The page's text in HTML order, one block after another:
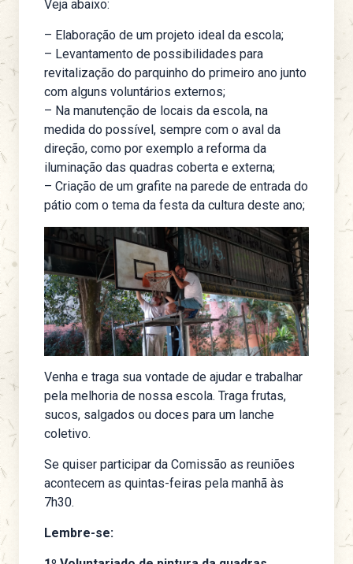
Veja abaixo:
– Elaboração de um projeto ideal da escola;
– Levantamento de possibilidades para
revitalização do parquinho do primeiro ano junto
com alguns voluntários externos;
– Na manutenção de locais da escola, na
medida do possível, sempre com o aval da
direção, como por exemplo a reforma da
iluminação das quadras coberta e externa;
– Criação de um grafite na parede de entrada do
pátio com o tema da festa da cultura deste ano;
Venha e traga sua vontade de ajudar e trabalhar
pela melhoria de nossa escola. Traga frutas,
sucos, salgados ou doces para um lanche
coletivo.
Se quiser participar da Comissão as reuniões
acontecem as quintas-feiras pela manhã às
7h30.
Lembre-se: